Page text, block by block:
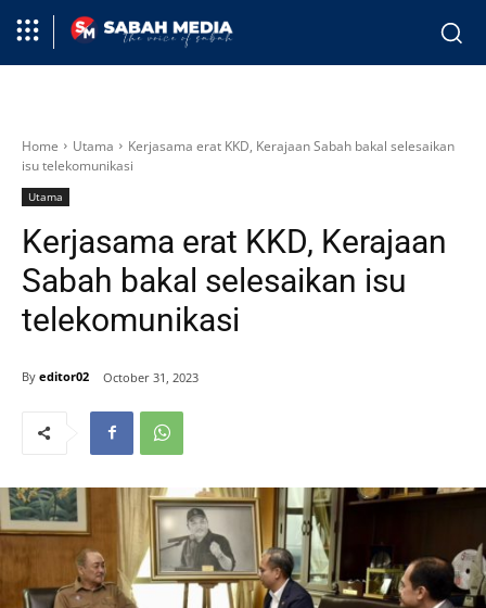
Home Utama
Kerjasama erat KKD, Kerajaan Sabah bakal selesaikan
isu telekomunikasi
Utama
Kerjasama erat KKD, Kerajaan
Sabah bakal selesaikan isu
telekomunikasi
By editor02 October 31, 2023